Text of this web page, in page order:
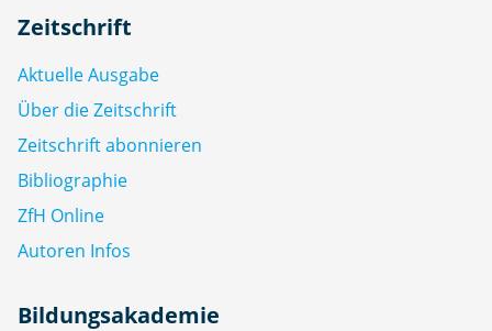
Zeitschrift
Aktuelle Ausgabe
Über die Zeitschrift
Zeitschrift abonnieren
Bibliographie
ZfH Online
Autoren Infos
Bildungsakademie